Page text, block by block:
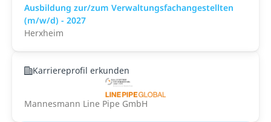
Ausbildung zur/zum Verwaltungsfachangestellten
(m/w/d) - 2027
Herxheim
Karriereprofil erkunden
Mannesmann Line Pipe GmbH